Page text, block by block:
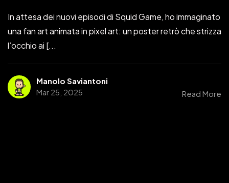
In attesa dei nuovi episodi di Squid Game, ho immaginato
una fan art animata in pixel art: un poster retrò che strizza
l’occhio ai [...
Manolo Saviantoni
Mar 25, 2025
Read More